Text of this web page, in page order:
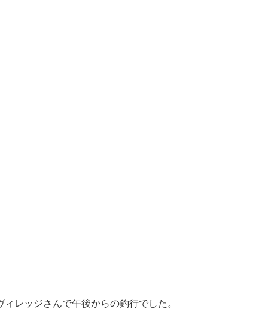
レッジさんで午後からの釣行でした。